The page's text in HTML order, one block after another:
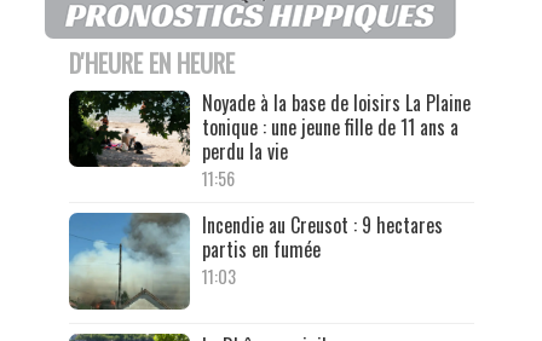
D'HEURE EN HEURE
Noyade à la base de loisirs La Plaine
tonique : une jeune fille de 11 ans a
perdu la vie
11:56
Incendie au Creusot : 9 hectares
partis en fumée
11:03